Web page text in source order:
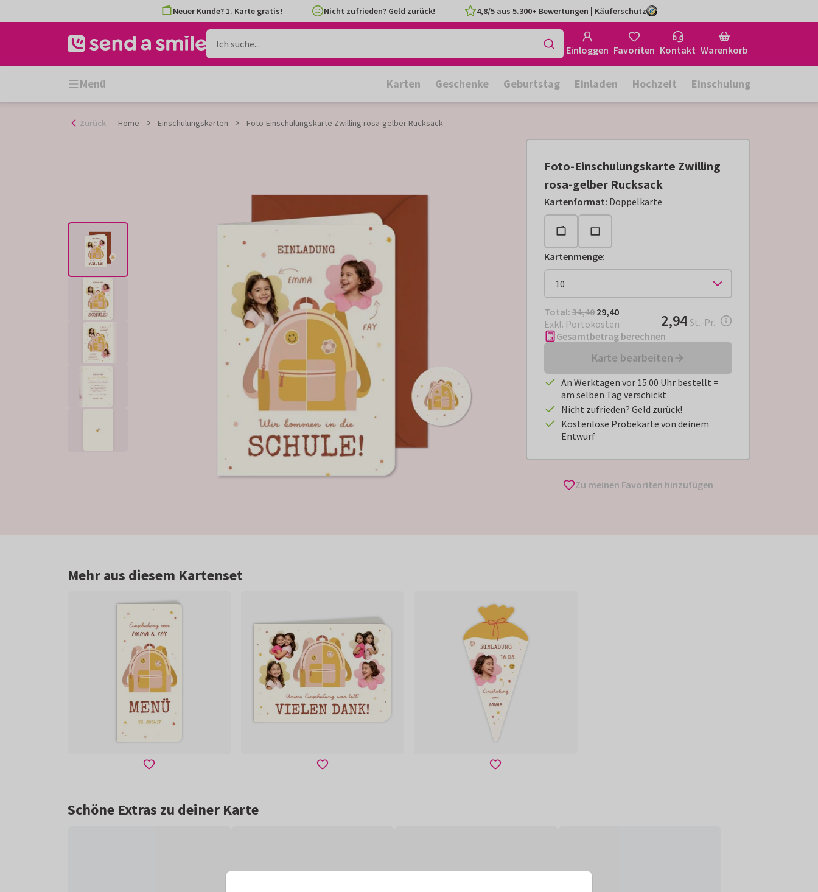
Inhalt
Neuer Kunde? 1. Karte gratis! Nicht zufrieden? Geld zurück! 4,8/5 aus 5.300+ Bewertungen | Käuferschutz
Einloggen Favoriten Kontakt Warenkorb
Menü Karten Geschenke Geburtstag Einladen Hochzeit Einschulung
Zurück Home Einschulungskarten Foto-Einschulungskarte Zwilling rosa-gelber Rucksack
Foto-Einschulungskarte Zwilling
rosa-gelber Rucksack
Kartenformat: Doppelkarte
Kartenmenge:
Total: € 29,40
Total: 34,40 29,40
Exkl. Portokosten
€ 2,94pro Stück
2,94 St.-Pr.
Gesamtbetrag berechnen
Karte bearbeiten
An Werktagen vor 15:00 Uhr bestellt =
am selben Tag verschickt
Nicht zufrieden? Geld zurück!
Kostenlose Probekarte von deinem
Entwurf
Zu meinen Favoriten hinzufügen
Mehr aus diesem Kartenset
Schöne Extras zu deiner Karte